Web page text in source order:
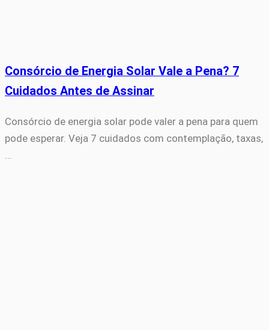
Consórcio de Energia Solar Vale a Pena? 7
Cuidados Antes de Assinar
Consórcio de energia solar pode valer a pena para quem
pode esperar. Veja 7 cuidados com contemplação, taxas,